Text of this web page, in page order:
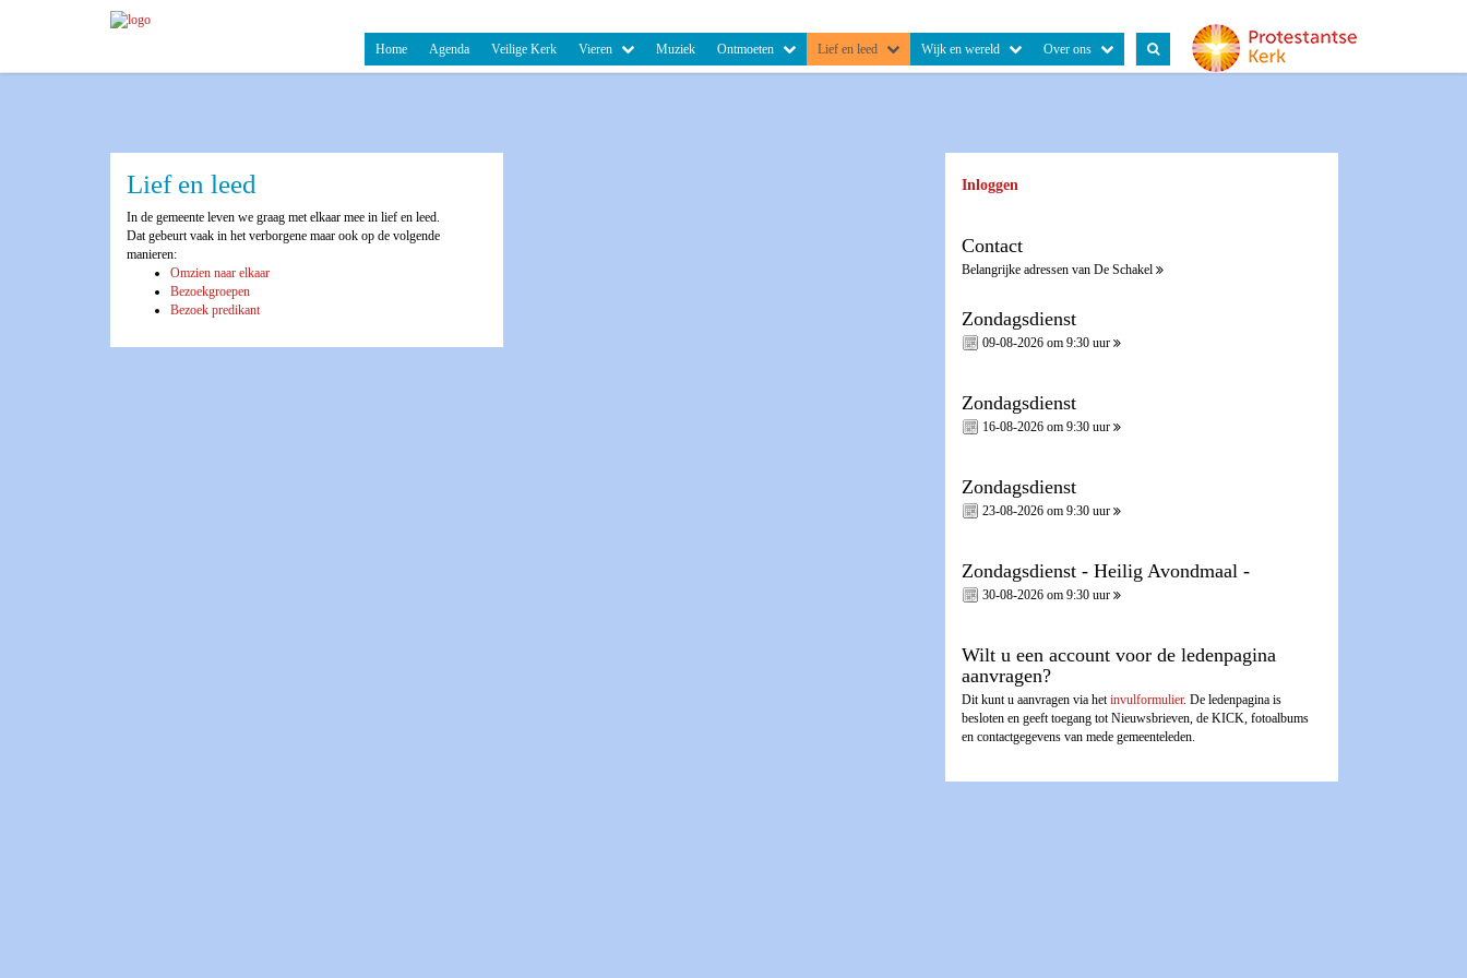
Home Agenda Veilige Kerk Vieren Muziek Ontmoeten Lief en leed Wijk en wereld Over ons
Lief en leed
In de gemeente leven we graag met elkaar mee in lief en leed.
Dat gebeurt vaak in het verborgene maar ook op de volgende
manieren:
Omzien naar elkaar
Bezoekgroepen
Bezoek predikant
Inloggen
Contact
Belangrijke adressen van De Schakel
Zondagsdienst
09-08-2026 om 9:30 uur
Zondagsdienst
16-08-2026 om 9:30 uur
Zondagsdienst
23-08-2026 om 9:30 uur
Zondagsdienst - Heilig Avondmaal -
30-08-2026 om 9:30 uur
Wilt u een account voor de ledenpagina
aanvragen?
Dit kunt u aanvragen via hetinvulformulier. De ledenpagina is
besloten en geeft toegang tot Nieuwsbrieven, de KICK, fotoalbums
en contactgegevens van mede gemeenteleden.